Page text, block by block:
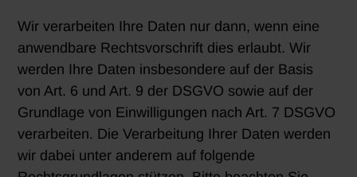
Wir verarbeiten Ihre Daten nur dann, wenn eine
anwendbare Rechtsvorschrift dies erlaubt. Wir
werden Ihre Daten insbesondere auf der Basis
von Art. 6 und Art. 9 der DSGVO sowie auf der
Grundlage von Einwilligungen nach Art. 7 DSGVO
verarbeiten. Die Verarbeitung Ihrer Daten werden
wir dabei unter anderem auf folgende